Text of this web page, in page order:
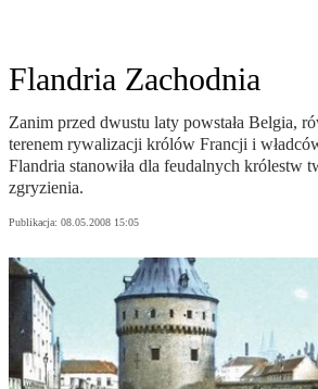
Flandria Zachodnia
Zanim przed dwustu laty powstała Belgia,
terenem rywalizacji królów Francji i
Flandria stanowiła dla feudalnych królestw
zgryzienia.
Publikacja: 08.05.2008 15:05